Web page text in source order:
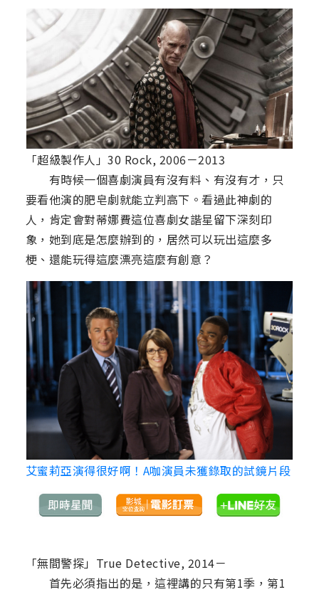
「超級製作人」30 Rock, 2006－2013
有時候一個喜劇演員有沒有料、有沒有才，只
要看他演的肥皂劇就能立判高下。看過此神劇的
人，肯定會對蒂娜費這位喜劇女諧星留下深刻印
象，她到底是怎麼辦到的，居然可以玩出這麼多
梗、還能玩得這麼漂亮這麼有創意？
艾蜜莉亞演得很好啊！A咖演員未獲錄取的試鏡片段
「無間警探」True Detective, 2014－
首先必須指出的是，這裡講的只有第1季，第1